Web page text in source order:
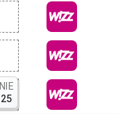
NIE
25